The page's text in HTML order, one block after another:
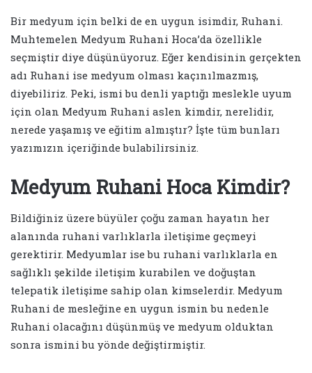
Bir medyum için belki de en uygun isimdir, Ruhani.
Muhtemelen Medyum Ruhani Hoca’da özellikle
seçmiştir diye düşünüyoruz. Eğer kendisinin gerçekten
adı Ruhani ise medyum olması kaçınılmazmış,
diyebiliriz. Peki, ismi bu denli yaptığı meslekle uyum
için olan Medyum Ruhani aslen kimdir, nerelidir,
nerede yaşamış ve eğitim almıştır? İşte tüm bunları
yazımızın içeriğinde bulabilirsiniz.
Medyum Ruhani Hoca Kimdir?
Bildiğiniz üzere büyüler çoğu zaman hayatın her
alanında ruhani varlıklarla iletişime geçmeyi
gerektirir. Medyumlar ise bu ruhani varlıklarla en
sağlıklı şekilde iletişim kurabilen ve doğuştan
telepatik iletişime sahip olan kimselerdir. Medyum
Ruhani de mesleğine en uygun ismin bu nedenle
Ruhani olacağını düşünmüş ve medyum olduktan
sonra ismini bu yönde değiştirmiştir.